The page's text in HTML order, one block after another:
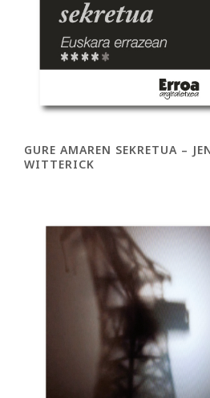
GURE AMAREN SEKRETUA –
WITTERICK